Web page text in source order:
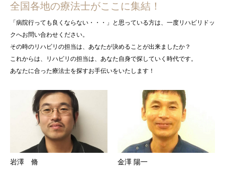
全国各地の療法士がここに集結！
「病院行っても良くならない・・・」と思っている方は、一度リハビリドッ
クへお問い合わせください。
その時のリハビリの担当は、あなたが決めることが出来ましたか？
これからは、リハビリの担当は、あなた自身で探していく時代です。
あなたに合った療法士を探すお手伝いをいたします！
岩澤 脩 金澤 陽一